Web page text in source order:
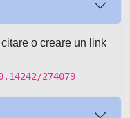
o creare un link
274079